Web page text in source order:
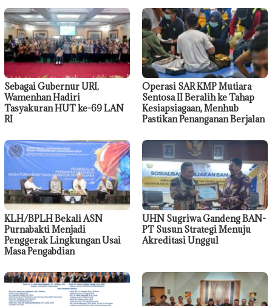
Sebagai Gubernur URI,
Wamenhan Hadiri
Tasyakuran HUT ke-69 LAN
RI
Operasi SAR KMP Mutiara
Sentosa II Beralih ke Tahap
Kesiapsiagaan, Menhub
Pastikan Penanganan Berjalan
KLH/BPLH Bekali ASN
Purnabakti Menjadi
Penggerak Lingkungan Usai
Masa Pengabdian
UHN Sugriwa Gandeng BAN-
PT Susun Strategi Menuju
Akreditasi Unggul